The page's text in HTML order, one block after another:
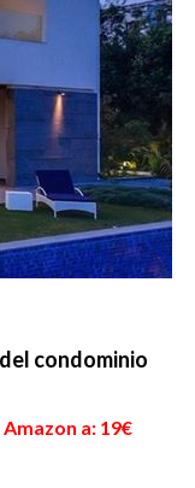
condominio
a: 19€